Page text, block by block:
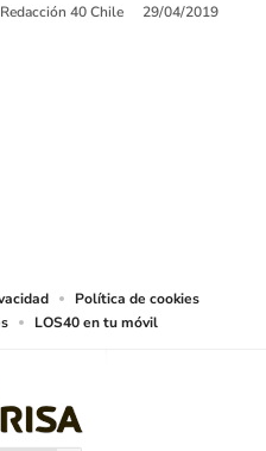
Redacción 40 Chile 29/04/2019
Política de cookies
LOS40 en tu móvil